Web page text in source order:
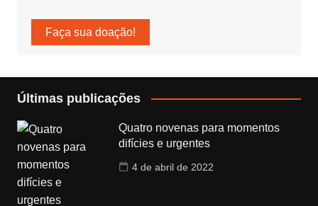
Faça sua doação!
Últimas publicações
Quatro novenas para momentos
difícies e urgentes
4 de abril de 2022